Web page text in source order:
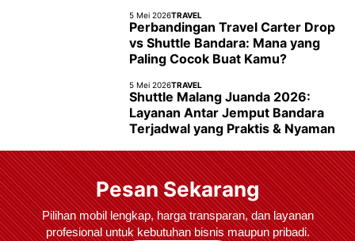
5 Mei 2026TRAVEL
Perbandingan Travel Carter Drop
vs Shuttle Bandara: Mana yang
Paling Cocok Buat Kamu?
5 Mei 2026TRAVEL
Shuttle Malang Juanda 2026:
Layanan Antar Jemput Bandara
Terjadwal yang Praktis & Nyaman
Pesan Sekarang
Pilihan mobil lengkap, harga transparan, dan layanan
profesional untuk kebutuhan bisnis maupun pribadi.